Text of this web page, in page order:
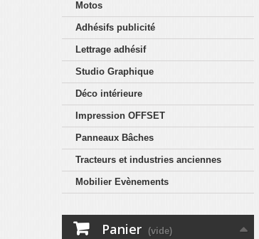
Motos
Adhésifs publicité
Lettrage adhésif
Studio Graphique
Déco intérieure
Impression OFFSET
Panneaux Bâches
Tracteurs et industries anciennes
Mobilier Evènements
Panier (vide)